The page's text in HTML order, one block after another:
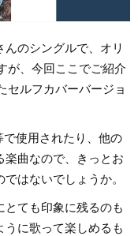
のシングルで、オリ
が、今回ここでご紹介
セルフカバーバージョ
使用されたり、他の
楽曲なので、きっとお
はないでしょうか。
ても印象に残るのも
に歌って楽しめるも